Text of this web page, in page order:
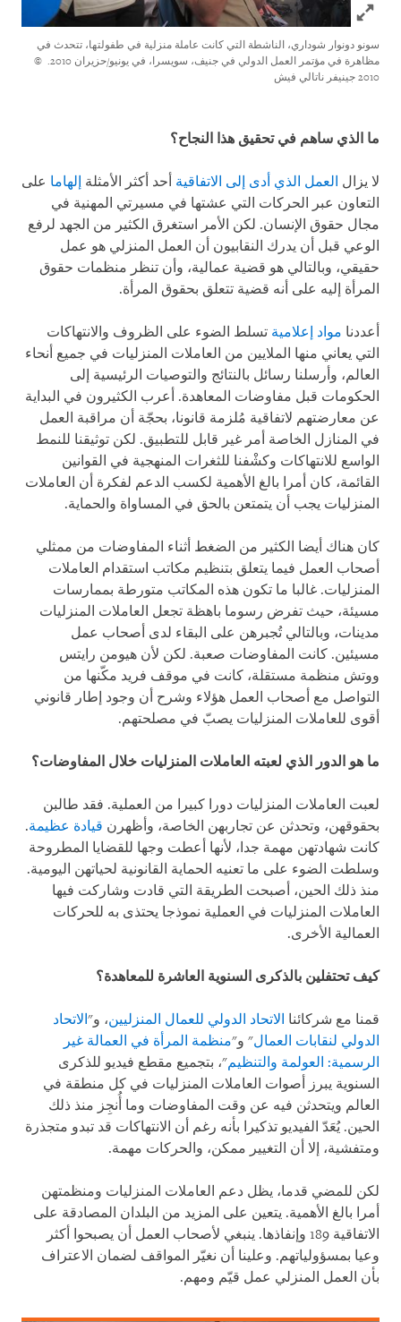
Click to expand Image
سونو دونوار شوداري، الناشطة التي كانت عاملة منزلية في طفولتها، تتحدث في
مظاهرة في مؤتمر العمل الدولي في جنيف، سويسرا، في يونيو/حزيران 2010.
©
2010 جينيفر ناتالي فيش
ما الذي ساهم في تحقيق هذا النجاح؟
لا يزال العمل الذي أدى إلى الاتفاقية أحد أكثر الأمثلة إلهاما على
التعاون عبر الحركات التي عشتها في مسيرتي المهنية في
مجال حقوق الإنسان. لكن الأمر استغرق الكثير من الجهد لرفع
الوعي قبل أن يدرك النقابيون أن العمل المنزلي هو عمل
حقيقي، وبالتالي هو قضية عمالية، وأن تنظر منظمات حقوق
المرأة إليه على أنه قضية تتعلق بحقوق المرأة.
أعددنا مواد إعلامية تسلط الضوء على الظروف والانتهاكات
التي يعاني منها الملايين من العاملات المنزليات في جميع أنحاء
العالم، وأرسلنا رسائل بالنتائج والتوصيات الرئيسية إلى
الحكومات قبل مفاوضات المعاهدة. أعرب الكثيرون في البداية
عن معارضتهم لاتفاقية مُلزمة قانونا، بحجّة أن مراقبة العمل
في المنازل الخاصة أمر غير قابل للتطبيق. لكن توثيقنا للنمط
الواسع للانتهاكات وكشْفنا للثغرات المنهجية في القوانين
القائمة، كان أمرا بالغ الأهمية لكسب الدعم لفكرة أن العاملات
المنزليات يجب أن يتمتعن بالحق في المساواة والحماية.
كان هناك أيضا الكثير من الضغط أثناء المفاوضات من ممثلي
أصحاب العمل فيما يتعلق بتنظيم مكاتب استقدام العاملات
المنزليات. غالبا ما تكون هذه المكاتب متورطة بممارسات
مسيئة، حيث تفرض رسوما باهظة تجعل العاملات المنزليات
مدينات، وبالتالي تُجبرهن على البقاء لدى أصحاب عمل
مسيئين. كانت المفاوضات صعبة. لكن لأن هيومن رايتس
ووتش منظمة مستقلة، كانت في موقف فريد مكّنها من
التواصل مع أصحاب العمل هؤلاء وشرح أن وجود إطار قانوني
أقوى للعاملات المنزليات يصبّ في مصلحتهم.
ما هو الدور الذي لعبته العاملات المنزليات خلال المفاوضات؟
لعبت العاملات المنزليات دورا كبيرا من العملية. فقد طالبن
بحقوقهن، وتحدثن عن تجاربهن الخاصة، وأظهرن قيادة عظيمة.
كانت شهادتهن مهمة جدا، لأنها أعطت وجها للقضايا المطروحة
وسلطت الضوء على ما تعنيه الحماية القانونية لحياتهن اليومية.
منذ ذلك الحين، أصبحت الطريقة التي قادت وشاركت فيها
العاملات المنزليات في العملية نموذجا يحتذى به للحركات
العمالية الأخرى.
كيف تحتفلين بالذكرى السنوية العاشرة للمعاهدة؟
قمنا مع شركائنا الاتحاد الدولي للعمال المنزليين، و"الاتحاد
الدولي لنقابات العمال" و"منظمة المرأة في العمالة غير
الرسمية: العولمة والتنظيم"، بتجميع مقطع فيديو للذكرى
السنوية يبرز أصوات العاملات المنزليات في كل منطقة في
العالم ويتحدثن فيه عن وقت المفاوضات وما أُنجِز منذ ذلك
الحين. يُعَدّ الفيديو تذكيرا بأنه رغم أن الانتهاكات قد تبدو متجذرة
ومتفشية، إلا أن التغيير ممكن، والحركات مهمة.
لكن للمضي قدما، يظل دعم العاملات المنزليات ومنظمتهن
أمرا بالغ الأهمية. يتعين على المزيد من البلدان المصادقة على
الاتفاقية 189 وإنفاذها. ينبغي لأصحاب العمل أن يصبحوا أكثر
وعيا بمسؤولياتهم. وعلينا أن نغيّر المواقف لضمان الاعتراف
بأن العمل المنزلي عمل قيّم ومهم.